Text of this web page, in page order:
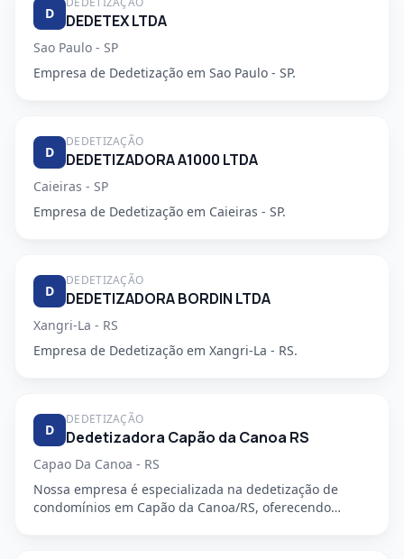
D DEDETEX LTDA
Sao Paulo - SP
Empresa de Dedetização em Sao Paulo - SP.
D
DEDETIZAÇÃO
DEDETIZADORA A1000 LTDA
Caieiras - SP
Empresa de Dedetização em Caieiras - SP.
D
DEDETIZAÇÃO
DEDETIZADORA BORDIN LTDA
Xangri-La - RS
Empresa de Dedetização em Xangri-La - RS.
D
DEDETIZAÇÃO
Dedetizadora Capão da Canoa RS
Capao Da Canoa - RS
Nossa empresa é especializada na dedetização de
condomínios em Capão da Canoa/RS, oferecendo